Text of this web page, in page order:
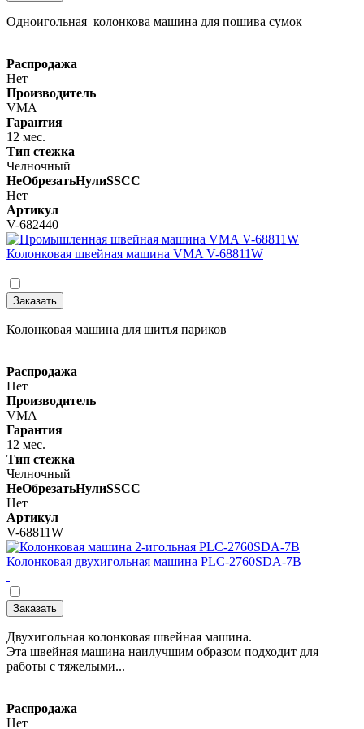
Одноигольная колонкова машина для пошива сумок
Распродажа
Нет
Производитель
VMA
Гарантия
12 мес.
Тип стежка
Челночный
НеОбрезатьНулиSSCC
Нет
Артикул
V-682440
Колонковая швейная машина VMA V-68811W
Заказать
Колонковая машина для шитья париков
Распродажа
Нет
Производитель
VMA
Гарантия
12 мес.
Тип стежка
Челночный
НеОбрезатьНулиSSCC
Нет
Артикул
V-68811W
Колонковая двухигольная машина PLC-2760SDA-7B
Заказать
Двухигольная колонковая швейная машина.
Эта швейная машина наилучшим образом подходит для
работы с тяжелыми...
Распродажа
Нет